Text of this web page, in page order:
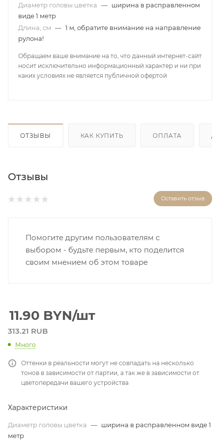
Диаметр головы цветка — ширина в расправленном
виде 1 метр
Длина, см — 1 м, обратите внимание на направление
рулона!
Обращаем ваше внимание на то, что данный интернет-сайт
носит исключительно информационный характер и ни при
каких условиях не является публичной офертой
ОТЗЫВЫ КАК КУПИТЬ ОПЛАТА
Отзывы
Оставить отзыв
Помогите другим пользователям с
выбором - будьте первым, кто поделится
своим мнением об этом товаре
11.90 BYN/шт
313.21 RUB
Много
Оттенки в реальности могут не совпадать на несколько
тонов в зависимости от партии, а так же в зависимости от
цветопередачи вашего устройства
Характеристики
Диаметр головы цветка — ширина в расправленном виде 1
метр